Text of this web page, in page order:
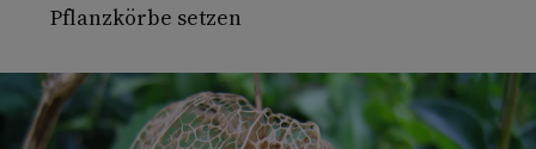
Pflanzkörbe setzen